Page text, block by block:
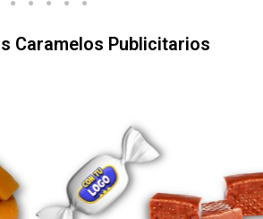
Caramelos Publicitarios